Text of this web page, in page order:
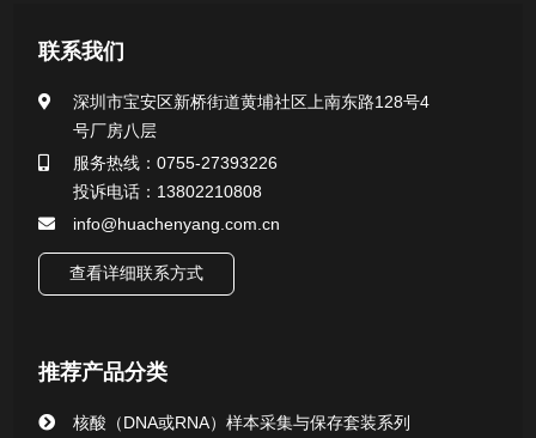
医用无菌采样拭子系列
一次性使用采样器系列
微生物样本保存液（通用运输传媒介质）系列
核酸（DNA&RNA）样本采集与保存套装系列
唾液样本采集装置系列
联系我们
深圳市宝安区新桥街道黄埔社区上南东路128号4
号厂房八层
服务热线：0755-27393226
投诉电话：13802210808
info@huachenyang.com.cn
查看详细联系方式
推荐产品分类
核酸（DNA或RNA）样本采集与保存套装系列